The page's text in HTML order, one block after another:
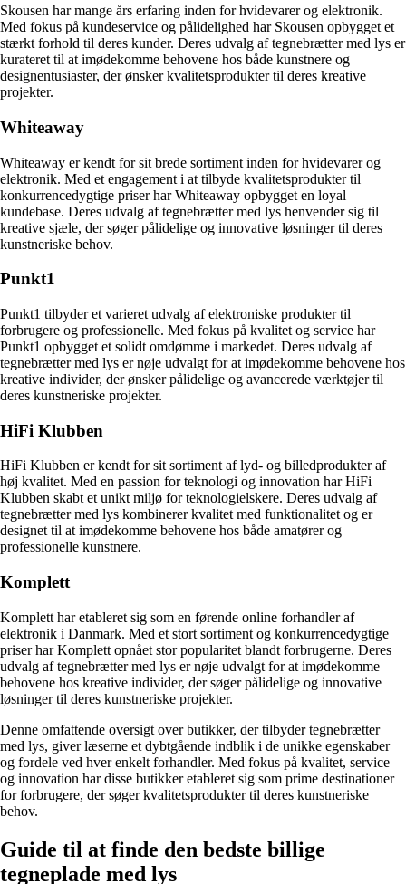
Skousen har mange års erfaring inden for hvidevarer og elektronik.
Med fokus på kundeservice og pålidelighed har Skousen opbygget et
stærkt forhold til deres kunder. Deres udvalg af tegnebrætter med lys er
kurateret til at imødekomme behovene hos både kunstnere og
designentusiaster, der ønsker kvalitetsprodukter til deres kreative
projekter.
Whiteaway
Whiteaway er kendt for sit brede sortiment inden for hvidevarer og
elektronik. Med et engagement i at tilbyde kvalitetsprodukter til
konkurrencedygtige priser har Whiteaway opbygget en loyal
kundebase. Deres udvalg af tegnebrætter med lys henvender sig til
kreative sjæle, der søger pålidelige og innovative løsninger til deres
kunstneriske behov.
Punkt1
Punkt1 tilbyder et varieret udvalg af elektroniske produkter til
forbrugere og professionelle. Med fokus på kvalitet og service har
Punkt1 opbygget et solidt omdømme i markedet. Deres udvalg af
tegnebrætter med lys er nøje udvalgt for at imødekomme behovene hos
kreative individer, der ønsker pålidelige og avancerede værktøjer til
deres kunstneriske projekter.
HiFi Klubben
HiFi Klubben er kendt for sit sortiment af lyd- og billedprodukter af
høj kvalitet. Med en passion for teknologi og innovation har HiFi
Klubben skabt et unikt miljø for teknologielskere. Deres udvalg af
tegnebrætter med lys kombinerer kvalitet med funktionalitet og er
designet til at imødekomme behovene hos både amatører og
professionelle kunstnere.
Komplett
Komplett har etableret sig som en førende online forhandler af
elektronik i Danmark. Med et stort sortiment og konkurrencedygtige
priser har Komplett opnået stor popularitet blandt forbrugerne. Deres
udvalg af tegnebrætter med lys er nøje udvalgt for at imødekomme
behovene hos kreative individer, der søger pålidelige og innovative
løsninger til deres kunstneriske projekter.
Denne omfattende oversigt over butikker, der tilbyder tegnebrætter
med lys, giver læserne et dybtgående indblik i de unikke egenskaber
og fordele ved hver enkelt forhandler. Med fokus på kvalitet, service
og innovation har disse butikker etableret sig som prime destinationer
for forbrugere, der søger kvalitetsprodukter til deres kunstneriske
behov.
Guide til at finde den bedste billige
tegneplade med lys